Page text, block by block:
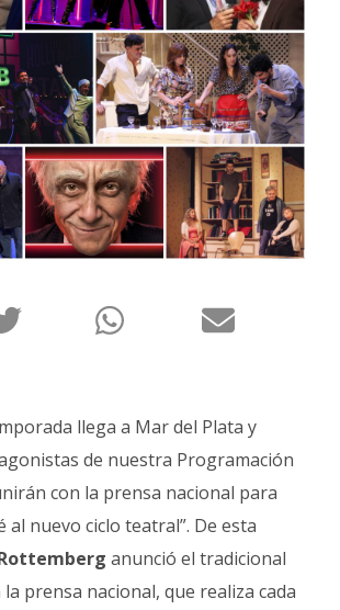
llega a Mar del Plata y
de nuestra Programación
con la prensa nacional para
al nuevo ciclo teatral”. De esta
anunció el tradicional
prensa nacional, que realiza cada